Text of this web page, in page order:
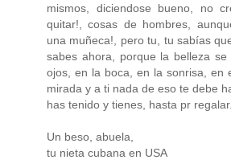
mismos, diciendose bueno, no
quitar!, cosas de hombres,
una muñeca!, pero tu, tu sabías
sabes ahora, porque la belleza
ojos, en la boca, en la sonrisa, en
mirada y a ti nada de eso te debe
has tenido y tienes, hasta pr
Un beso, abuela,
tu nieta cubana en USA